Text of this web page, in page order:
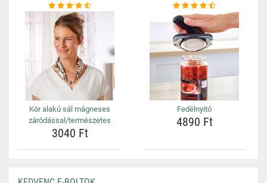
Kör alakú sál mágneses
záródással/természetes
3040 Ft
Fedélnyitó
4890 Ft